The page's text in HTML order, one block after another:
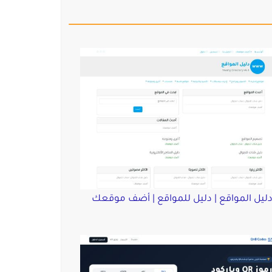
دليل المواقع | دليل للمواقع | أضف موقعك